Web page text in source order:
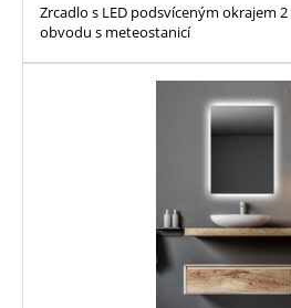
Zrcadlo s LED podsvíceným okrajem
obvodu s meteostanicí